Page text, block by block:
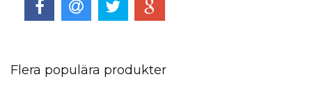
Flera populära produkter